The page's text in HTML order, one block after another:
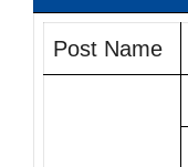
Post Name